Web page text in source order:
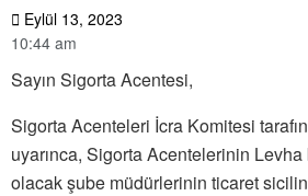
Eylül 13, 2023
10:44 am
Sayın Sigorta Acentesi,
Sigorta Acenteleri İcra Komitesi
uyarınca, Sigorta Acentelerinin Levha
olacak şube müdürlerinin ticaret